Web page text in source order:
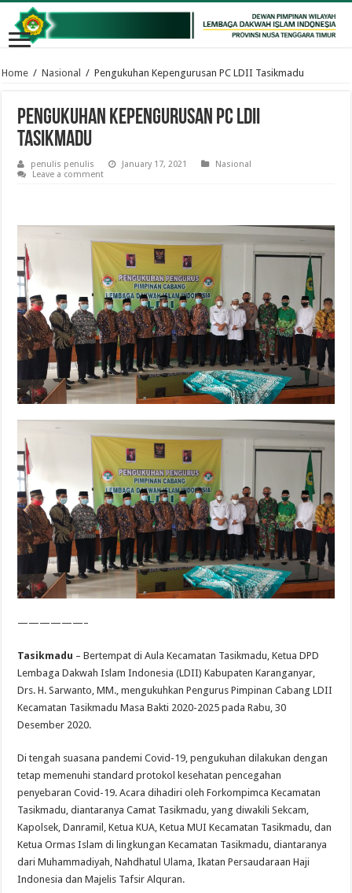
Home / Nasional / Pengukuhan Kepengurusan PC LDII Tasikmadu
Pengukuhan Kepengurusan PC LDII
Tasikmadu
penulis penulis January 17, 2021
Nasional
Leave a comment
——————–
Tasikmadu – Bertempat di Aula Kecamatan Tasikmadu, Ketua DPD
Lembaga Dakwah Islam Indonesia (LDII) Kabupaten Karanganyar,
Drs. H. Sarwanto, MM., mengukuhkan Pengurus Pimpinan Cabang LDII
Kecamatan Tasikmadu Masa Bakti 2020-2025 pada Rabu, 30
Desember 2020.
Di tengah suasana pandemi Covid-19, pengukuhan dilakukan dengan
tetap memenuhi standard protokol kesehatan pencegahan
penyebaran Covid-19. Acara dihadiri oleh Forkompimca Kecamatan
Tasikmadu, diantaranya Camat Tasikmadu, yang diwakili Sekcam,
Kapolsek, Danramil, Ketua KUA, Ketua MUI Kecamatan Tasikmadu, dan
Ketua Ormas Islam di lingkungan Kecamatan Tasikmadu, diantaranya
dari Muhammadiyah, Nahdhatul Ulama, Ikatan Persaudaraan Haji
Indonesia dan Majelis Tafsir Alquran.